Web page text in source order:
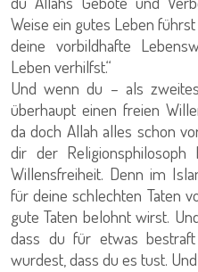
Weise ein gutes Leben
deine vorbildhafte
Leben verhilfst.“
Und wenn du – als
überhaupt einen freien
da doch Allah alles schon
dir der Religionsphilosoph
Willensfreiheit. Denn im
für deine schlechten Taten
gute Taten belohnt wirst.
dass du für etwas
wurdest, dass du es tust.